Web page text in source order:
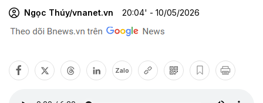
Ngọc Thúy/vnanet.vn 20:04' - 10/05/2026
Zalo